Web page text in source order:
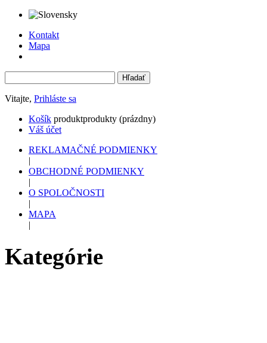
Kontakt
Mapa
Vitajte, Prihláste sa
Košík produktprodukty (prázdny)
Váš účet
REKLAMAČNÉ PODMIENKY
|
OBCHODNÉ PODMIENKY
|
O SPOLOČNOSTI
|
MAPA
|
Kategórie